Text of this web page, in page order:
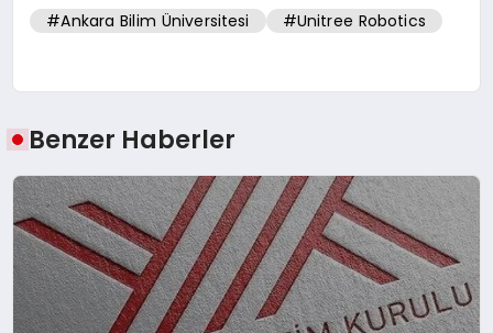
#Ankara Bilim Üniversitesi #Unitree Robotics
Benzer Haberler